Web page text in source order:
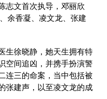
志文首次执导，邓丽欣
余香凝、凌文龙、张建
生徐晓静，她天生拥有特
空间追凶，并携手扮演警
连三的命案，当中包括被
张建声，以至凌文龙的成